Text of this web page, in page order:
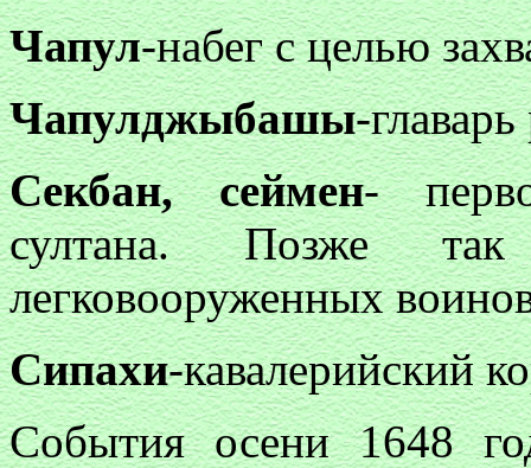
Чапул-набег с целью
Чапулджыбашы-
Секбан, сеймен-
султана. Позже
легковооруженных
Сипахи-кавалерийский
События осени 1648